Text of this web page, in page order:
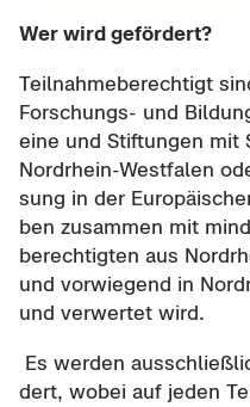
Wer wird ge­för­dert?
Teil­nah­me­be­rech­tigt
Forschungs-​ und
ei­ne und Stif­tun­gen mit
Nordrhein-​Westfalen
sung in der
ben zu­sam­men mit
be­rech­tig­ten aus
und vor­wie­gend in
und ver­wer­tet wird.
Es wer­den
dert, wobei auf jeden